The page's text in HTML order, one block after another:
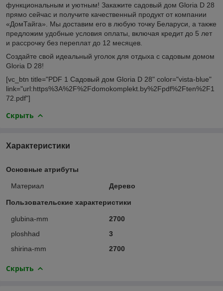
функциональным и уютным! Закажите садовый дом Gloria D 28
прямо сейчас и получите качественный продукт от компании
«ДомТайга». Мы доставим его в любую точку Беларуси, а также
предложим удобные условия оплаты, включая кредит до 5 лет
и рассрочку без переплат до 12 месяцев.
Создайте свой идеальный уголок для отдыха с садовым домом
Gloria D 28!
[vc_btn title="PDF 1 Садовый дом Gloria D 28" color="vista-blue"
link="url:https%3A%2F%2Fdomokomplekt.by%2Fpdf%2Ften%2F1
72.pdf"]
Скрыть
Характеристики
Основные атрибуты
Материал Дерево
Пользовательские характеристики
glubina-mm
2700
ploshhad
3
shirina-mm
2700
Скрыть